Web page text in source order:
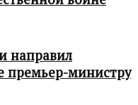
направил
премьер-министру